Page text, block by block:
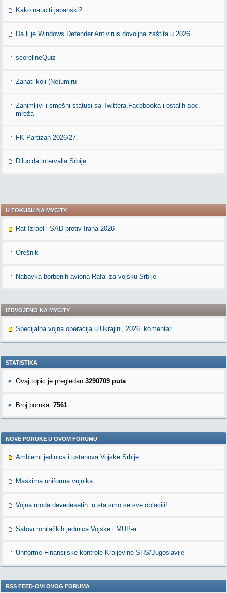
Kako nauciti japanski?
Da li je Windows Defender Antivirus dovoljna zaštita u 2026.
scorelineQuiz
Zanati koji (Ne)umiru
Zanimljivi i smešni statusi sa Twittera,Facebooka i ostalih soc.
mreža
FK Partizan 2026/27.
Dilucida intervalla Srbije
U FOKUSU NA MYCITY
Rat Izrael i SAD protiv Irana 2026
Orešnik
Nabavka borbenih aviona Rafal za vojsku Srbije
IZDVOJENO NA MYCITY
Specijalna vojna operacija u Ukrajini, 2026. komentari
STATISTIKA
Ovaj topic je pregledan 3290709 puta
Broj poruka: 7561
NOVE PORUKE U OVOM FORUMU
Amblemi jedinica i ustanova Vojske Srbije
Maskirna uniforma vojnika
Vojna moda devedesetih: u sta smo se sve oblacili!
Satovi ronilačkih jedinica Vojske i MUP-a
Uniforme Finansijske kontrole Kraljevine SHS/Jugoslavije
RSS FEED-OVI OVOG FORUMA